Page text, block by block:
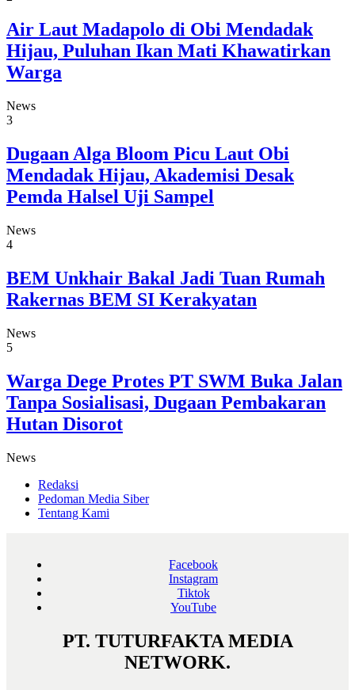
Air Laut Madapolo di Obi Mendadak
Hijau, Puluhan Ikan Mati Khawatirkan
Warga
News
3
Dugaan Alga Bloom Picu Laut Obi
Mendadak Hijau, Akademisi Desak
Pemda Halsel Uji Sampel
News
4
BEM Unkhair Bakal Jadi Tuan Rumah
Rakernas BEM SI Kerakyatan
News
5
Warga Dege Protes PT SWM Buka Jalan
Tanpa Sosialisasi, Dugaan Pembakaran
Hutan Disorot
News
Redaksi
Pedoman Media Siber
Tentang Kami
Facebook
Instagram
Tiktok
YouTube
PT. TUTURFAKTA MEDIA
NETWORK.